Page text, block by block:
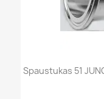
Spaustukas 51